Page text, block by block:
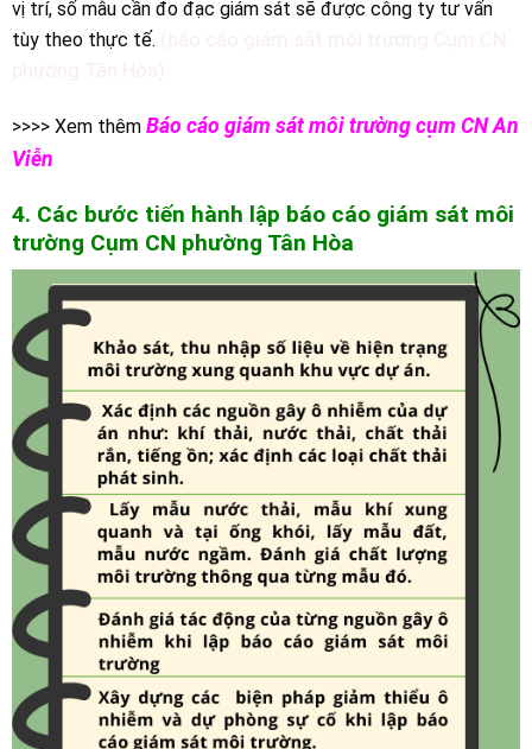
vị trí, số mẫu cần đo đạc giám sát sẽ được công ty tư vấn
tùy theo thực tế.
>>>> Xem thêm Báo cáo giám sát môi trường cụm CN An
Viễn
4. Các bước tiến hành lập báo cáo giám sát môi
trường Cụm CN phường Tân Hòa